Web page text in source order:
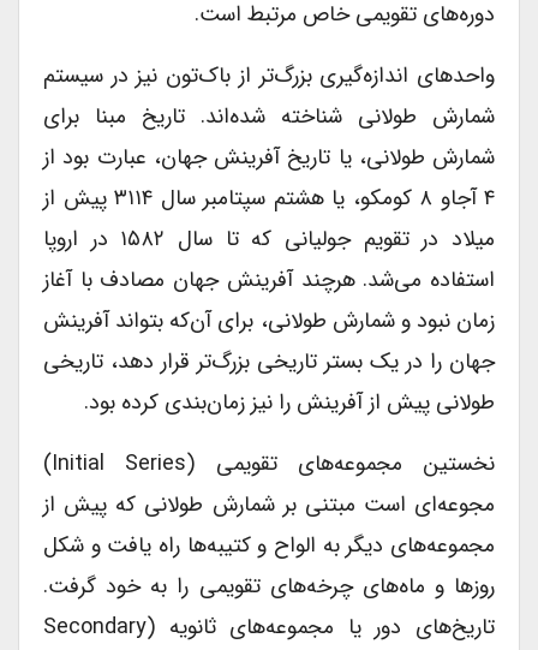
دوره‌های تقویمی خاص مرتبط است.
واحدهای اندازه‌گیری بزرگ‌تر از باک‌تون نیز در سیستم
شمارش طولانی شناخته شده‌اند. تاریخ مبنا برای
شمارش طولانی، یا تاریخ آفرینش جهان، عبارت بود از
۴ آجاو ۸ کومکو، یا هشتم سپتامبر سال ۳۱۱۴ پیش از
میلاد در تقویم جولیانی که تا سال ۱۵۸۲ در اروپا
استفاده می‌شد. هرچند آفرینش جهان مصادف با آغاز
زمان نبود و شمارش طولانی، برای آن‌که بتواند آفرینش
جهان را در یک بستر تاریخی بزرگ‌تر قرار دهد، تاریخی
طولانی پیش از آفرینش را نیز زمان‌بندی کرده بود.
نخستین مجموعه‌های تقویمی (Initial Series)
مجوعه‌ای است مبتنی بر شمارش طولانی که پیش از
مجموعه‌های دیگر به الواح و کتیبه‌ها راه یافت و شکل
روزها و ماه‌های چرخه‌های تقویمی را به خود گرفت.
تاریخ‌های دور یا مجموعه‌های ثانویه (Secondary